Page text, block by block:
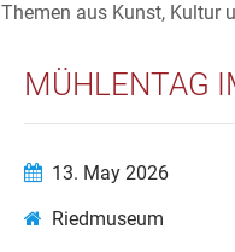
aus Kunst, Kultur
MÜHLENTAG
13. May 2026
Riedmuseum